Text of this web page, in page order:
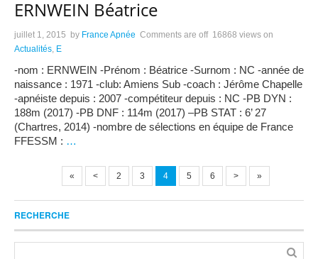
ERNWEIN Béatrice
juillet 1, 2015 by France Apnée Comments are off 16868 views on
Actualités E
-nom : ERNWEIN -Prénom : Béatrice -Surnom : NC -année de
naissance : 1971 -club: Amiens Sub -coach : Jérôme Chapelle
-apnéiste depuis : 2007 -compétiteur depuis : NC -PB DYN :
188m (2017) -PB DNF : 114m (2017) –PB STAT : 6’ 27
(Chartres, 2014) -nombre de sélections en équipe de France
FFESSM : …
« < 2 3 4 5 6 > »
RECHERCHE